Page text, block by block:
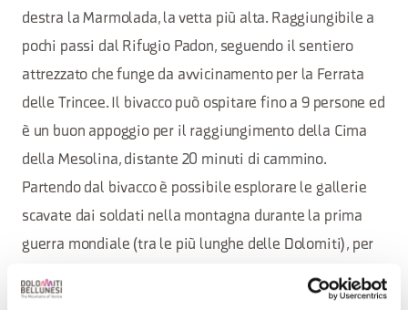
destra la Marmolada, la vetta più alta. Raggiungibile a
pochi passi dal Rifugio Padon, seguendo il sentiero
attrezzato che funge da avvicinamento per la Ferrata
delle Trincee. Il bivacco può ospitare fino a 9 persone ed
è un buon appoggio per il raggiungimento della Cima
della Mesolina, distante 20 minuti di cammino.
Partendo dal bivacco è possibile esplorare le gallerie
scavate dai soldati nella montagna durante la prima
guerra mondiale (tra le più lunghe delle Dolomiti), per
frontale.